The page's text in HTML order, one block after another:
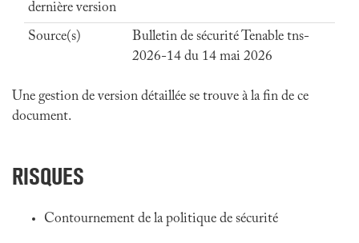
dernière version
Source(s)
Bulletin de sécurité Tenable tns-
2026-14 du 14 mai 2026
Une gestion de version détaillée se trouve à la fin de ce
document.
RISQUES
Contournement de la politique de sécurité